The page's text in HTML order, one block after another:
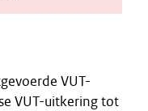
VUT-
VUT-uitkering tot